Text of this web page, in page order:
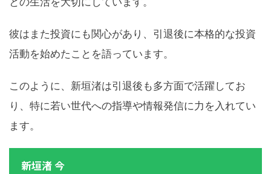
彼はまた投資にも関心があり、引退後に本格的な投資
活動を始めたことを語っています。
このように、新垣渚は引退後も多方面で活躍してお
り、特に若い世代への指導や情報発信に力を入れてい
ます。
新垣渚 今